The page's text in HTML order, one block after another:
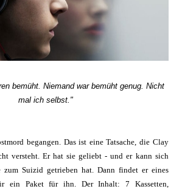
bemüht. Niemand war bemüht genug. Nicht
mal ich selbst."
begangen. Das ist eine Tatsache, die Clay
versteht. Er hat sie geliebt - und er kann sich
zum Suizid getrieben hat. Dann findet er eines
ein Paket für ihn. Der Inhalt: 7 Kassetten,